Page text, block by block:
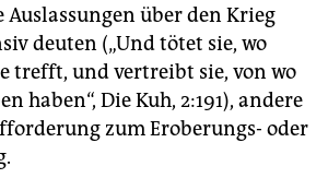
über den Krieg
deuten („Und tötet sie, wo
trefft, und vertreibt sie, von wo
haben“, Die Kuh, 2:191), andere
zum Eroberungs- oder